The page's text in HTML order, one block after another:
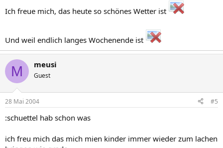
Ich freue mich, das heute so schönes Wetter ist
Und weil endlich langes Wochenende ist
M meusi
Guest
28 Mai 2004 #5
:schuettel hab schon was
ich freu mich das mich mien kinder immer wieder zum lachen